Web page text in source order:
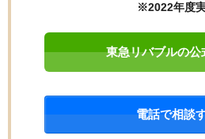
※2022年度
東急リバブルの公
電話で相談